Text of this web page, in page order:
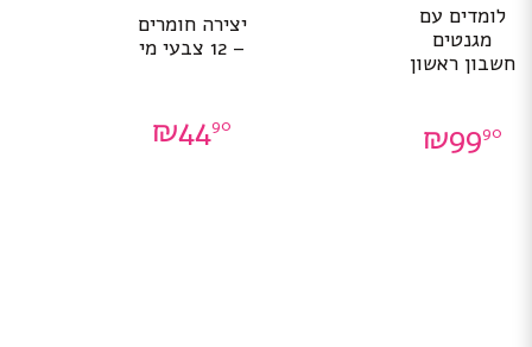
לומדים עם
מגנטים
חשבון ראשון
₪9990
יצירה חומרים
– 12 צבעי מי
₪4490